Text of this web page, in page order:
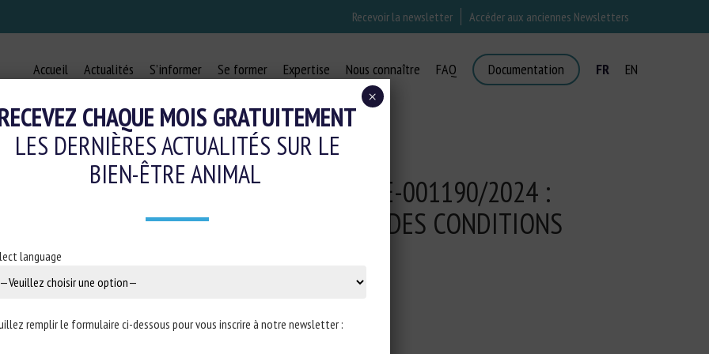
Recevoir la newsletter Accéder aux anciennes Newsletters
Accueil Actualités S’informer Se former Expertise Nous connaître FAQ Documentation FR EN
: RÉPONSE ÉCRITE À LA QUESTION E-001190/2024 :
LES ALIMENTS TRANSFORMÉS – DES CONDITIONS
CHAQUE MOIS GRATUITEMENT
LES DERNIÈRES ACTUALITÉS SUR LE
BIEN-ÊTRE ANIMAL
language
remplir le formulaire ci-dessous pour vous inscrire à notre newsletter :
×